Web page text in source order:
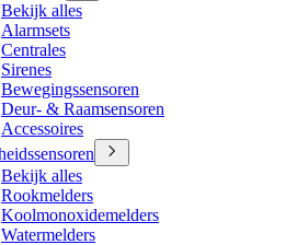
Bekijk alles
Alarmsets
Centrales
Sirenes
Bewegingssensoren
Deur- & Raamsensoren
Accessoires
Bekijk alles
Rookmelders
Koolmonoxidemelders
Watermelders